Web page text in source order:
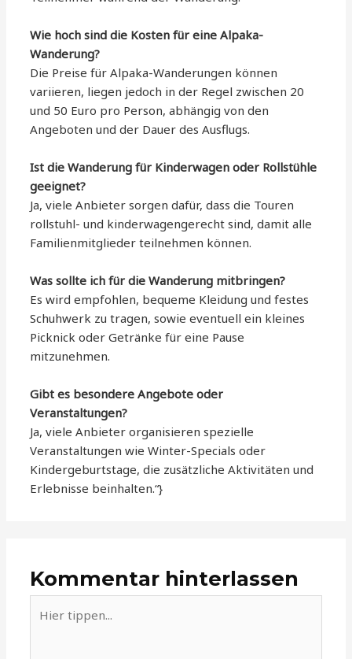
Wie hoch sind die Kosten für eine Alpaka-
Wanderung?
Die Preise für Alpaka-Wanderungen können
variieren, liegen jedoch in der Regel zwischen 20
und 50 Euro pro Person, abhängig von den
Angeboten und der Dauer des Ausflugs.
Ist die Wanderung für Kinderwagen oder Rollstühle
geeignet?
Ja, viele Anbieter sorgen dafür, dass die Touren
rollstuhl- und kinderwagengerecht sind, damit alle
Familienmitglieder teilnehmen können.
Was sollte ich für die Wanderung mitbringen?
Es wird empfohlen, bequeme Kleidung und festes
Schuhwerk zu tragen, sowie eventuell ein kleines
Picknick oder Getränke für eine Pause
mitzunehmen.
Gibt es besondere Angebote oder
Veranstaltungen?
Ja, viele Anbieter organisieren spezielle
Veranstaltungen wie Winter-Specials oder
Kindergeburtstage, die zusätzliche Aktivitäten und
Erlebnisse beinhalten.“}
Kommentar hinterlassen
tippen...